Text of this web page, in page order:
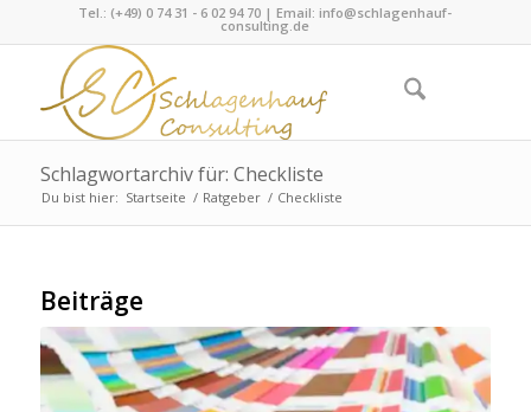
Tel.: (+49) 0 74 31 - 6 02 94 70 | Email:info@schlagenhauf-
consulting.de
Schlagwortarchiv für: Checkliste
Du bist hier: Startseite / Ratgeber / Checkliste
Beiträge